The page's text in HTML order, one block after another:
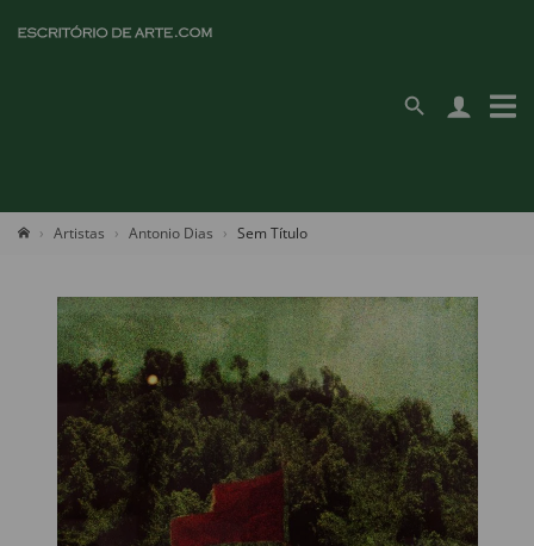
Artistas Antonio Dias Sem Título